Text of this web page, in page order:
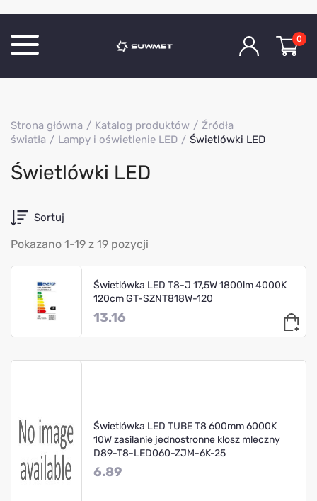
O Firmie
Kontakt
0
Strona główna Katalog produktów
Źródła
światła
Lampy i oświetlenie LED Świetlówki LED
Świetlówki LED
Sortuj
Pokazano 1-19 z 19 pozycji
Świetlówka LED T8-J 17,5W 1800lm 4000K
120cm GT-SZNT818W-120
13.16
Świetlówka LED TUBE T8 600mm 6000K
10W zasilanie jednostronne klosz mleczny
D89-T8-LED060-ZJM-6K-25
6.89